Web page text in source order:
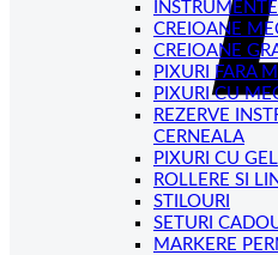
CREIOANE
CREIOANE
PIXURI FARA
PIXURI CU
REZERVE
CERNEALA
PIXURI CU GEL
ROLLERE SI
STILOURI
SETURI
MARKERE